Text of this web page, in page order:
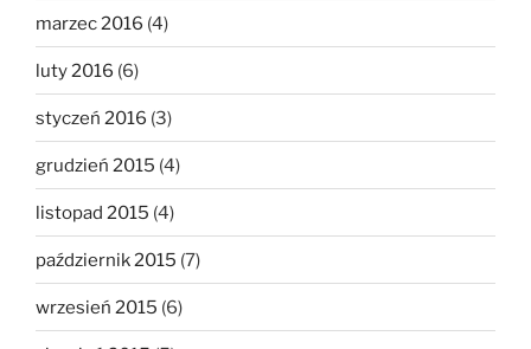
marzec 2016 (4)
luty 2016 (6)
styczeń 2016 (3)
grudzień 2015 (4)
listopad 2015 (4)
październik 2015 (7)
wrzesień 2015 (6)